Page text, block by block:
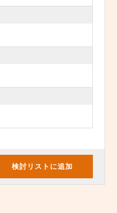
検討リスト に追加